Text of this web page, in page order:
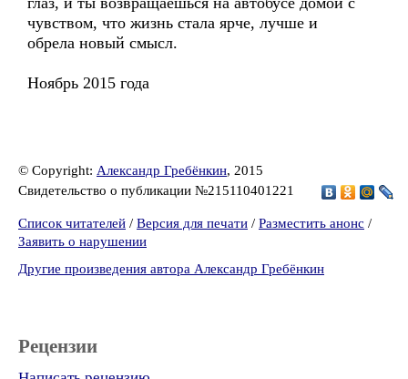
чувством, что жизнь стала ярче, лучше и
обрела новый смысл.
Ноябрь 2015 года
© Copyright: Александр Гребёнкин, 2015
Свидетельство о публикации №215110401221
Список читателей / Версия для печати / Разместить анонс /
Заявить о нарушении
Другие произведения автора Александр Гребёнкин
Рецензии